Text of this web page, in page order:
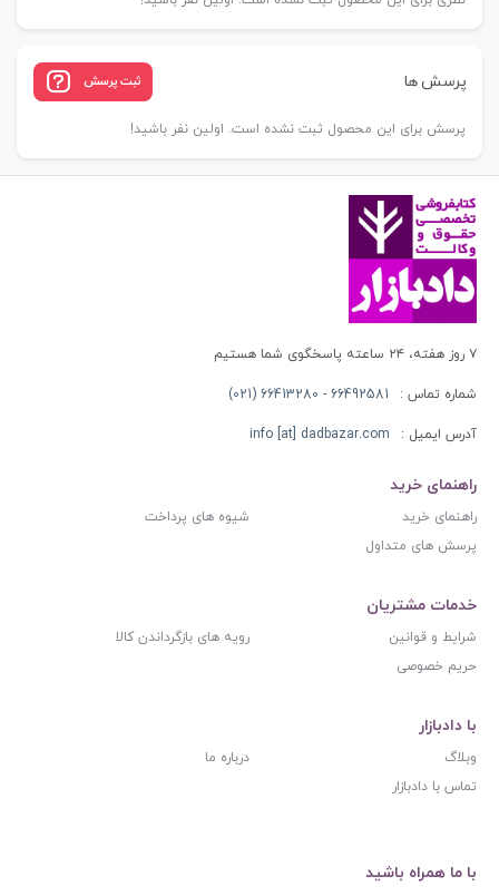
عبدی
پرسش ها ثبت پرسش
پرسش برای این محصول ثبت نشده است. اولین نفر باشید!
۷ روز هفته، ۲۴ ساعته پاسخگوی شما هستیم
شماره تماس : 66492581 - 66413280 (021)
آدرس ایمیل : info [at] dadbazar.com
راهنمای خرید
راهنمای خرید
شیوه های پرداخت
پرسش های متداول
خدمات مشتریان
شرایط و قوانین
رویه های بازگرداندن کالا
حریم خصوصی
با دادبازار
وبلاگ
درباره ما
تماس با دادبازار
با ما همراه باشید